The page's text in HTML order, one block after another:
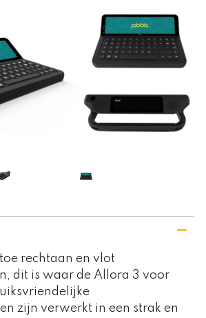
rechtaan en vlot
dit is waar de Allora 3 voor
zijn verwerkt in een strak en